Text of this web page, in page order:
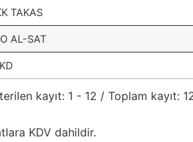
TAKAS
AL-SAT
kayıt: 1 - 12 / Toplam kayıt:
KDV dahildir.